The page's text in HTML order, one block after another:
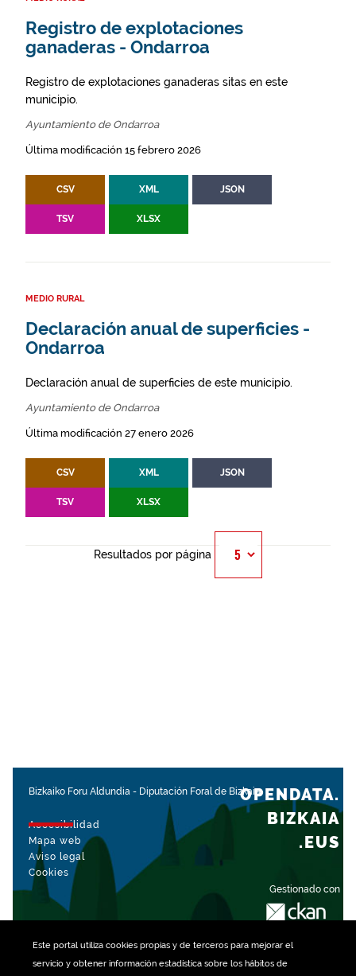
Este portal utiliza cookiespropias y de terceros para mejorar el
servicio y obtener información estadística sobre los hábitos de
Registro de explotaciones
ganaderas - Ondarroa
Registro de explotaciones ganaderas sitas en este
municipio.
Ayuntamiento de Ondarroa
Última modificación 15 febrero 2026
CSV XML JSON
TSV XLSX
MEDIO RURAL
Declaración anual de superficies -
Ondarroa
Declaración anual de superficies de este municipio.
Ayuntamiento de Ondarroa
Última modificación 27 enero 2026
CSV XML JSON
TSV XLSX
Resultados por página
Bizkaiko Foru Aldundia - Diputación Foral de Bizkaia
Accesibilidad
Mapa web
Aviso legal
Cookies
Gestionado con
OPENDATA.
BIZKAIA
.EUS